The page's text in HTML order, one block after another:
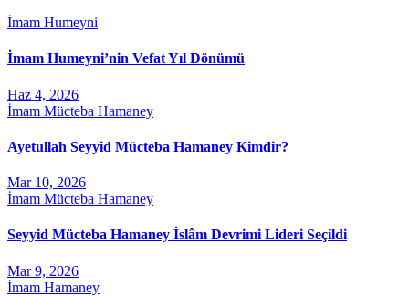
İmam Humeyni
İmam Humeyni’nin Vefat Yıl Dönümü
Haz 4, 2026
İmam Mücteba Hamaney
Ayetullah Seyyid Mücteba Hamaney Kimdir?
Mar 10, 2026
İmam Mücteba Hamaney
Seyyid Mücteba Hamaney İslâm Devrimi Lideri Seçildi
Mar 9, 2026
İmam Hamaney